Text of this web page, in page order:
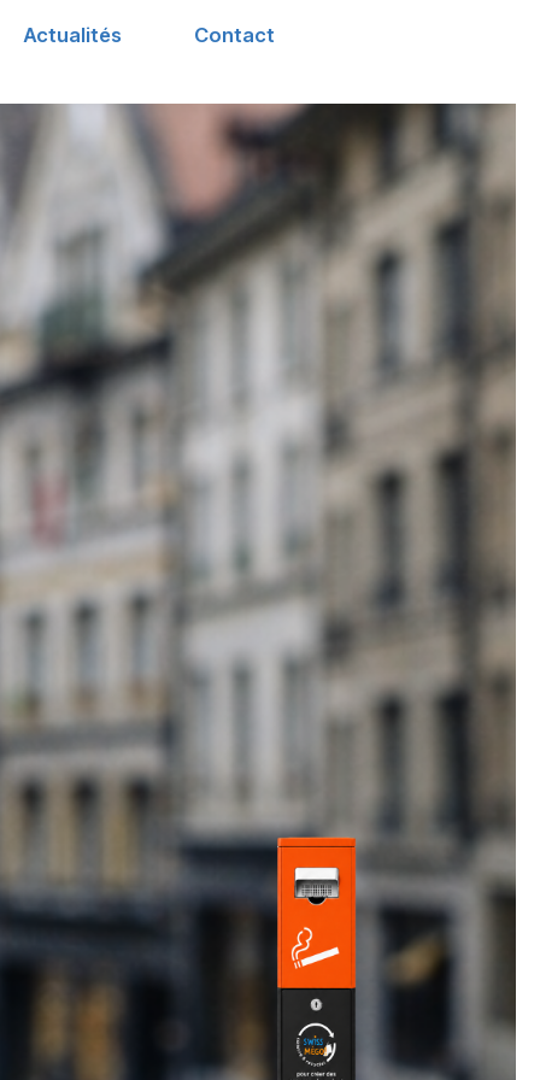
Actualités Contact